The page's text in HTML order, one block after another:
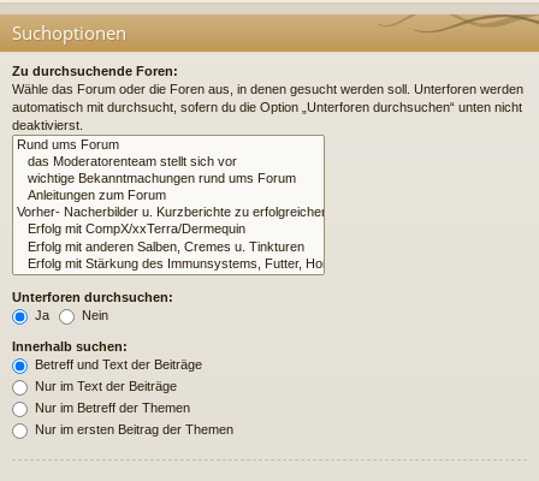
Suchoptionen
Zu durchsuchende Foren:
Wähle das Forum oder die Foren aus, in denen gesucht werden soll. Unterforen werden
automatisch mit durchsucht, sofern du die Option „Unterforen durchsuchen“ unten nicht
deaktivierst.
Unterforen durchsuchen:
Ja
Nein
Innerhalb suchen:
Betreff und Text der Beiträge
Nur im Text der Beiträge
Nur im Betreff der Themen
Nur im ersten Beitrag der Themen